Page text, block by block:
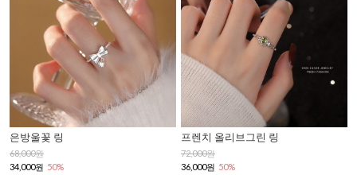
은방울꽃 링
68,000원
34,000원 50%
프렌치 올리브그린 링
72,000원
36,000원 50%